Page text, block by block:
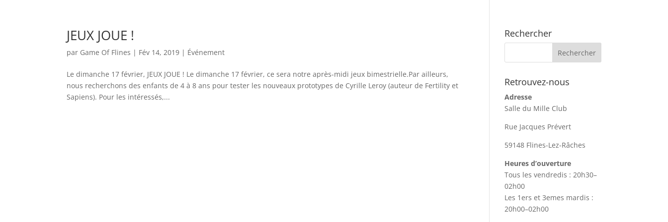
JEUX JOUE !
par Game Of Flines | Fév 14, 2019 | Événement
Le dimanche 17 février, JEUX JOUE ! Le dimanche 17 février, ce sera notre après-midi jeux bimestrielle.Par ailleurs,
nous recherchons des enfants de 4 à 8 ans pour tester les nouveaux prototypes de Cyrille Leroy (auteur de Fertility et
Sapiens). Pour les intéressés,...
Rechercher
Retrouvez-nous
Adresse
Salle du Mille Club
Rue Jacques Prévert
59148 Flines-Lez-Râches
Heures d’ouverture
Tous les vendredis : 20h30–
02h00
Les 1ers et 3emes mardis :
20h00–02h00